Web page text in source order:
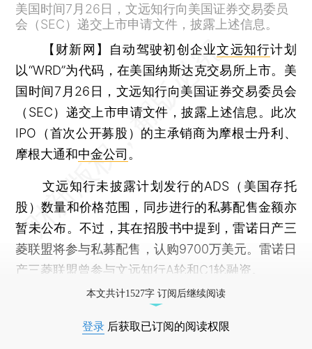
美国时间7月26日，文远知行向美国证券交易委员
会（SEC）递交上市申请文件，披露上述信息。
【财新网】 自动驾驶初创企业文远知行计划
以“WRD”为代码，在美国纳斯达克交易所上市。美
国时间7月26日，文远知行向美国证券交易委员会
（SEC）递交上市申请文件，披露上述信息。此次
IPO（首次公开募股）的主承销商为摩根士丹利、
摩根大通和中金公司 。
文远知行未披露计划发行的ADS（美国存托
股）数量和价格范围，同步进行的私募配售金额亦
暂未公布。不过，其在招股书中提到，雷诺日产三
菱联盟将参与私募配售，认购9700万美元。雷诺日
产三菱联盟曾参与文远知行A轮和C1轮融资。
本文共计1527字 订阅后继续阅读
登录 后获取已订阅的阅读权限